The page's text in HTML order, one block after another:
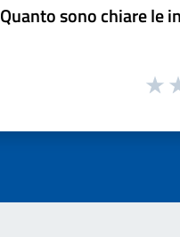
Quanto sono chiare le